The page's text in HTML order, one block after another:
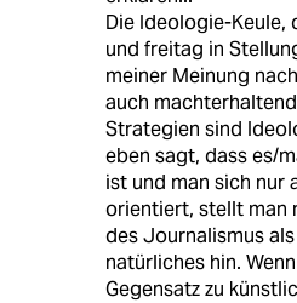
Die Ideologie-Keule,
und freitag in
meiner Meinung
auch
Strategien sind
eben sagt, dass es/
ist und man sich nur
orientiert, stellt man
des Journalismus
natürliches hin.
Gegensatz zu